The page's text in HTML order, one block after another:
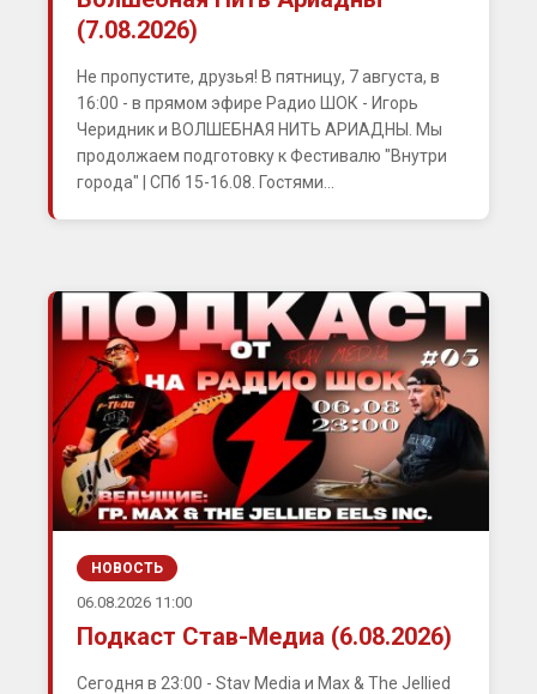
(7.08.2026)
Не пропустите, друзья! В пятницу, 7 августа, в
16:00 - в прямом эфире Радио ШОК - Игорь
Черидник и ВОЛШЕБНАЯ НИТЬ АРИАДНЫ. Мы
продолжаем подготовку к Фестивалю "Внутри
города" | СПб 15-16.08. Гостями...
НОВОСТЬ
06.08.2026 11:00
Подкаст Став-Медиа (6.08.2026)
Сегодня в 23:00 - Stav Media и Max & The Jellied